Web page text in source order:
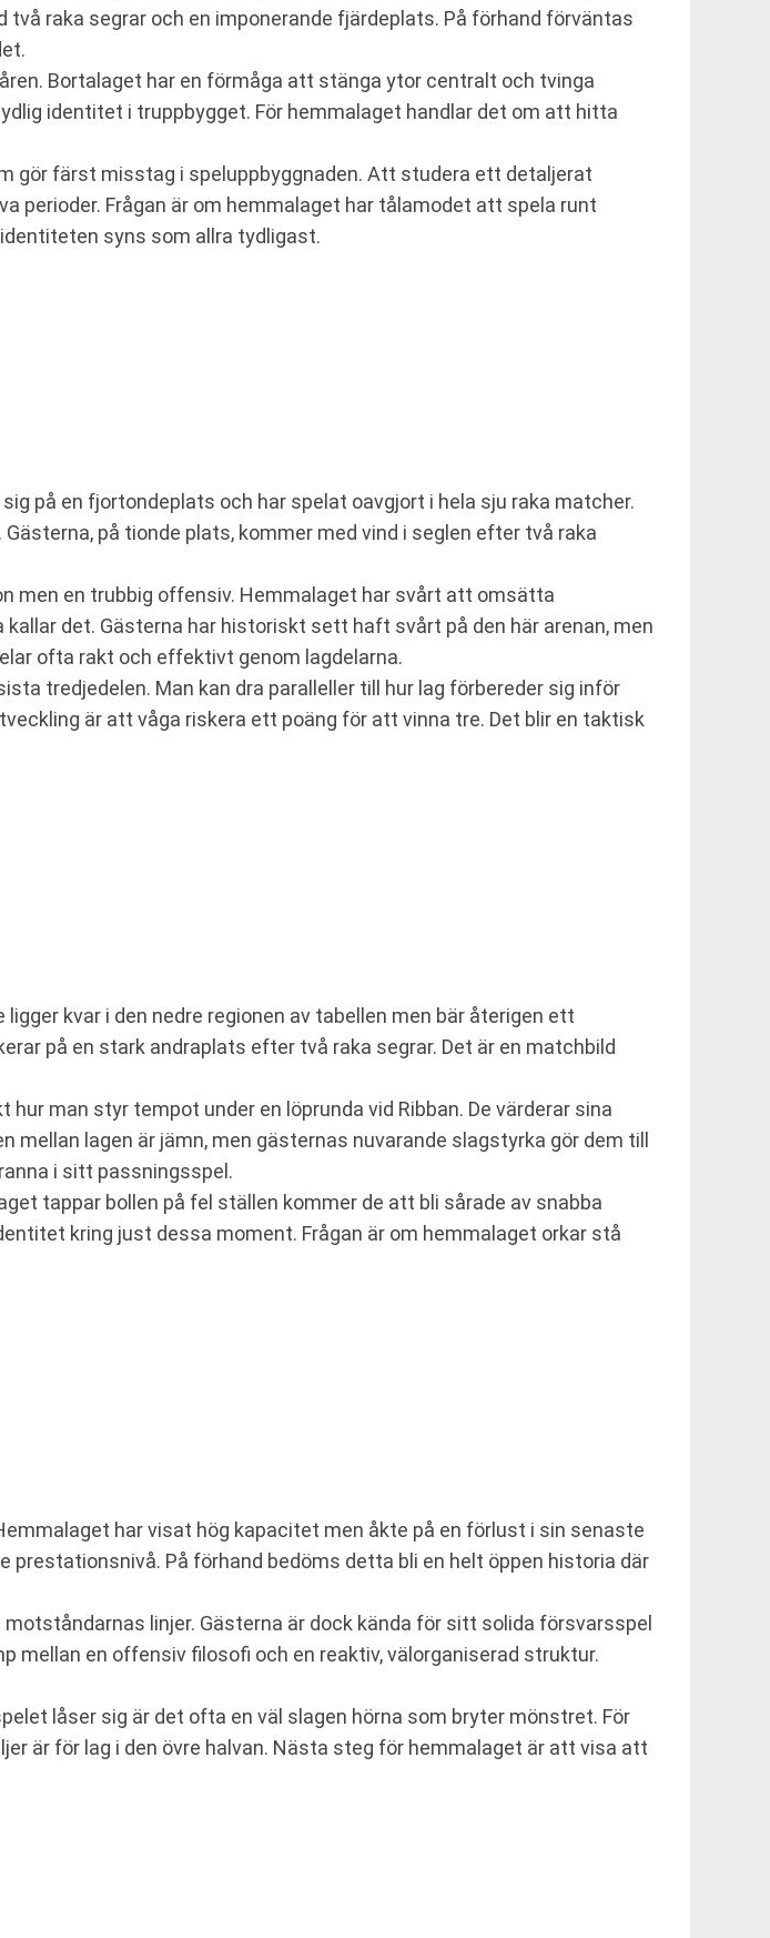
raka segrar och en imponerande fjärdeplats. På förhand förväntas
Bortalaget har en förmåga att stänga ytor centralt och tvinga
identitet i truppbygget. För hemmalaget handlar det om att hitta
gör färst misstag i speluppbyggnaden. Att studera ett detaljerat
perioder. Frågan är om hemmalaget har tålamodet att spela runt
syns som allra tydligast.
på en fjortondeplats och har spelat oavgjort i hela sju raka matcher.
på tionde plats, kommer med vind i seglen efter två raka
men en trubbig offensiv. Hemmalaget har svårt att omsätta
det. Gästerna har historiskt sett haft svårt på den här arenan, men
ofta rakt och effektivt genom lagdelarna.
tredjedelen. Man kan dra paralleller till hur lag förbereder sig inför
är att våga riskera ett poäng för att vinna tre. Det blir en taktisk
kvar i den nedre regionen av tabellen men bär återigen ett
på en stark andraplats efter två raka segrar. Det är en matchbild
man styr tempot under en löprunda vid Ribban. De värderar sina
lagen är jämn, men gästernas nuvarande slagstyrka gör dem till
i sitt passningsspel.
tappar bollen på fel ställen kommer de att bli sårade av snabba
kring just dessa moment. Frågan är om hemmalaget orkar stå
har visat hög kapacitet men åkte på en förlust i sin senaste
På förhand bedöms detta bli en helt öppen historia där
linjer. Gästerna är dock kända för sitt solida försvarsspel
mellan en offensiv filosofi och en reaktiv, välorganiserad struktur.
låser sig är det ofta en väl slagen hörna som bryter mönstret. För
är för lag i den övre halvan. Nästa steg för hemmalaget är att visa att